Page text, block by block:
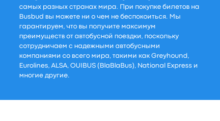
самых разных странах мира. При покупке билетов на
Busbud вы можете ни о чем не беспокоиться. Мы
гарантируем, что вы получите максимум
преимуществ от автобусной поездки, поскольку
сотрудничаем с надежными автобусными
компаниями со всего мира, такими как Greyhound,
Eurolines, ALSA, OUIBUS (BlaBlaBus), National Express и
многие другие.